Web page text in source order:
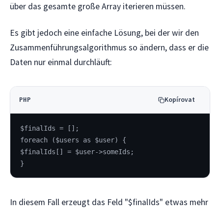
über das gesamte große Array iterieren müssen.
Es gibt jedoch eine einfache Lösung, bei der wir den
Zusammenführungsalgorithmus so ändern, dass er die
Daten nur einmal durchläuft:
PHP Kopírovat
$finalIds = [];
foreach ($users as $user) {
$finalIds[] = $user->someIds;
}
In diesem Fall erzeugt das Feld "$finalIds" etwas mehr